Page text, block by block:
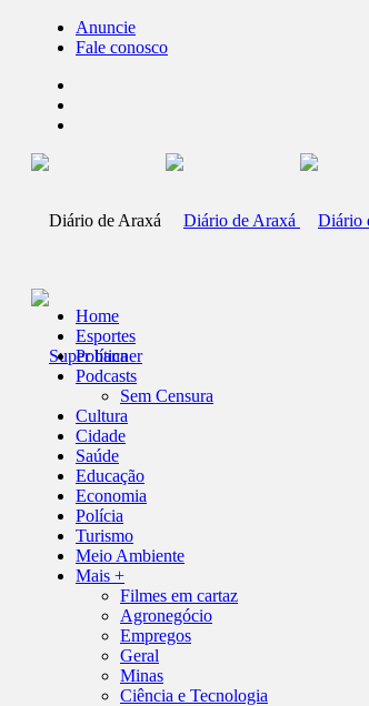
Anuncie
Fale conosco
Home
Esportes
Política
Podcasts
Sem Censura
Cultura
Cidade
Saúde
Educação
Economia
Polícia
Turismo
Meio Ambiente
Mais +
Filmes em cartaz
Agronegócio
Empregos
Geral
Minas
Ciência e Tecnologia